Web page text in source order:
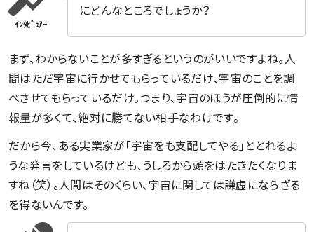
にどんなところでしょうか？
まず、わからないことが多すぎるというのがいいですよね。人
間はただ宇宙に行かせてもらっているだけ、宇宙のことを調
べさせてもらっているだけ。つまり、宇宙のほうが圧倒的に情
報量が多くて、絶対に勝てない相手なわけです。
だから今、ある実業家が「宇宙をも支配してやる」ととれるよ
うな発言をしているけども、うしろから頭をはたきたくなりま
すね（笑）。人間はそのくらい、宇宙に関しては謙虚にならざる
を得ないんです。